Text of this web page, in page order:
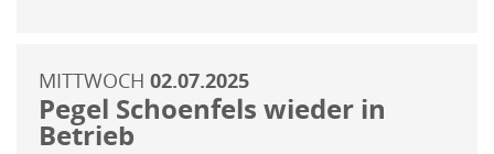
MITTWOCH 02.07.2025
Pegel Schoenfels wieder in
Betrieb